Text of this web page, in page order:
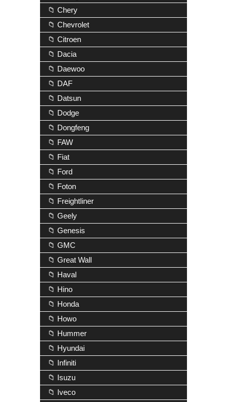
📁 Chery
📁 Chevrolet
📁 Citroen
📁 Dacia
📁 Daewoo
📁 DAF
📁 Datsun
📁 Dodge
📁 Dongfeng
📁 FAW
📁 Fiat
📁 Ford
📁 Foton
📁 Freightliner
📁 Geely
📁 Genesis
📁 GMC
📁 Great Wall
📁 Haval
📁 Hino
📁 Honda
📁 Howo
📁 Hummer
📁 Hyundai
📁 Infiniti
📁 Isuzu
📁 Iveco